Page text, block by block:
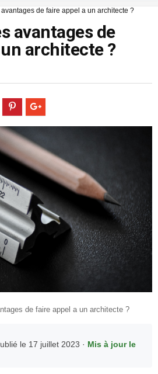
de faire appel a un architecte ?
avantages de
architecte ?
de faire appel a un architecte ?
le 17 juillet 2023 · Mis à jour le